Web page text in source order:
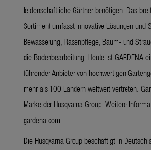
leidenschaftliche Gärtner benötigen. Das
Sortiment umfasst innovative Lösungen und
Bewässerung, Rasenpflege, Baum- und
die Bodenbearbeitung. Heute ist GARDENA
führender Anbieter von hochwertigen
mehr als 100 Ländern weltweit vertreten.
Marke der Husqvarna Group. Weitere
gardena.com.
Die Husqvarna Group beschäftigt in